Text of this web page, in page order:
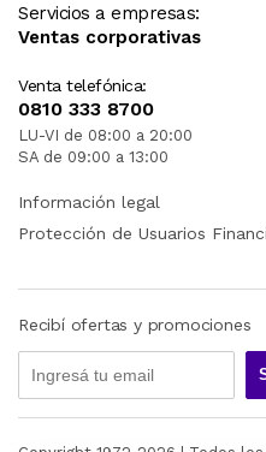
Servicios a empresas:
Ventas corporativas
Venta telefónica:
0810 333 8700
LU-VI de 08:00 a 20:00
SA de 09:00 a 13:00
Información legal
Protección de Usuarios
Recibí ofertas y promociones